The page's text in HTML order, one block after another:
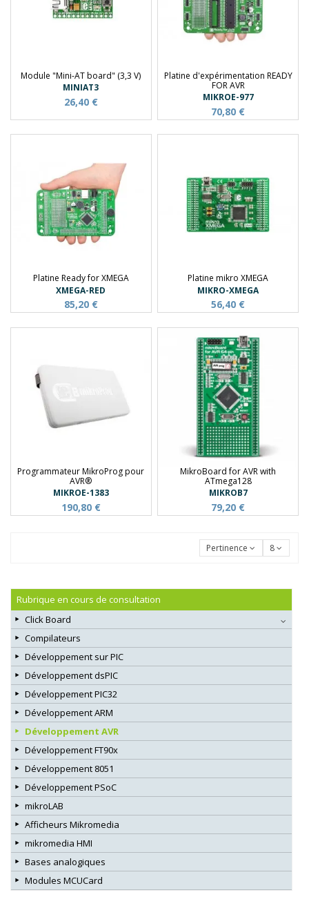
Module "Mini-AT board" (3,3 V)
MINIAT3
26,40 €
Platine d'expérimentation READY
FOR AVR
MIKROE-977
70,80 €
Platine Ready for XMEGA
XMEGA-RED
85,20 €
Platine mikro XMEGA
MIKRO-XMEGA
56,40 €
Programmateur MikroProg pour
AVR®
MIKROE-1383
190,80 €
MikroBoard for AVR with
ATmega128
MIKROB7
79,20 €
Pertinence 8
Rubrique en cours de consultation
Click Board
Compilateurs
Développement sur PIC
Développement dsPIC
Développement PIC32
Développement ARM
Développement AVR
Développement FT90x
Développement 8051
Développement PSoC
mikroLAB
Afficheurs Mikromedia
mikromedia HMI
Bases analogiques
Modules MCUCard